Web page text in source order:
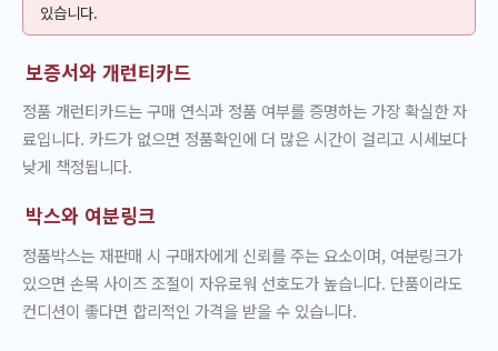
있습니다.
보증서와 개런티카드
정품 개런티카드는 구매 연식과 정품 여부를 증명하는 가장 확실한 자
료입니다. 카드가 없으면 정품확인에 더 많은 시간이 걸리고 시세보다
낮게 책정됩니다.
박스와 여분링크
정품박스는 재판매 시 구매자에게 신뢰를 주는 요소이며, 여분링크가
있으면 손목 사이즈 조절이 자유로워 선호도가 높습니다. 단품이라도
컨디션이 좋다면 합리적인 가격을 받을 수 있습니다.